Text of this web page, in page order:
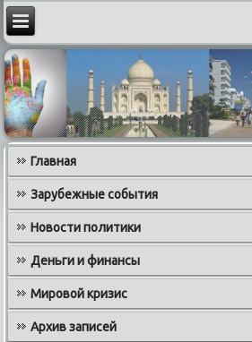
Главная
Зарубежные события
Новости политики
Деньги и финансы
Мировой кризис
Архив записей